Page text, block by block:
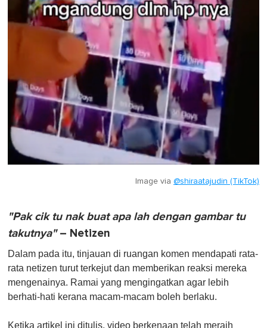
Image via @shiraatajudin (TikTok)
"Pak cik tu nak buat apa lah dengan gambar tu
takutnya"– Netizen
Dalam pada itu, tinjauan di ruangan komen mendapati rata-
rata netizen turut terkejut dan memberikan reaksi mereka
mengenainya. Ramai yang mengingatkan agar lebih
berhati-hati kerana macam-macam boleh berlaku.
Ketika artikel ini ditulis, video berkenaan telah meraih